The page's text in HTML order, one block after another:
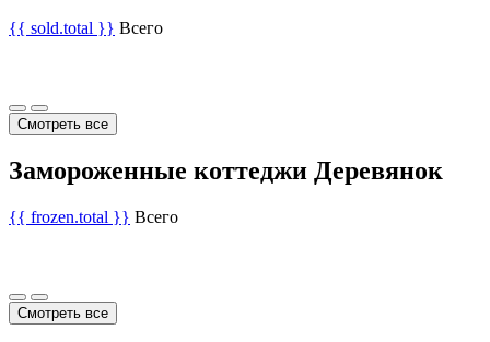
{{ sold.total }} Всего
Смотреть все
Замороженные коттеджи Деревянок
{{ frozen.total }} Всего
Смотреть все